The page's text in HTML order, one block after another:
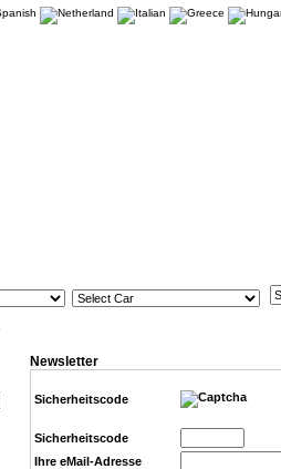
Newsletter
Sicherheitscode
Sicherheitscode
Ihre eMail-Adresse